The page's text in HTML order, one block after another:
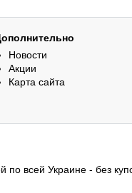
Новости
Акции
Карта сайта
по всей Украине - без